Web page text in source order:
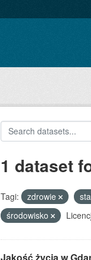
1 dataset
Tagi: zdrowie
środowisko